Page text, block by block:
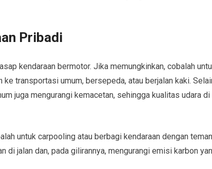
Pribadi
kendaraan bermotor. Jika memungkinkan, cobalah
transportasi umum, bersepeda, atau berjalan kaki.
juga mengurangi kemacetan, sehingga kualitas udara di
untuk carpooling atau berbagi kendaraan dengan teman
di jalan dan, pada gilirannya, mengurangi emisi karbon